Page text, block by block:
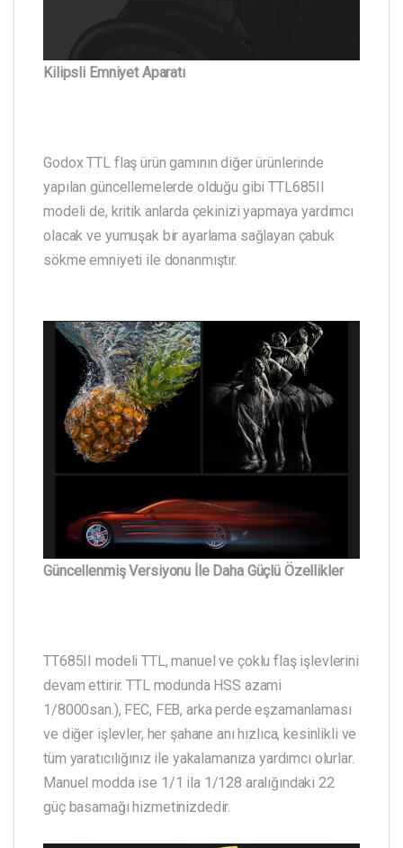
Kilipsli Emniyet Aparatı
Godox TTL flaş ürün gamının diğer ürünlerinde
yapılan güncellemelerde olduğu gibi TTL685II
modeli de, kritik anlarda çekinizi yapmaya yardımcı
olacak ve yumuşak bir ayarlama sağlayan çabuk
sökme emniyeti ile donanmıştır.
Güncellenmiş Versiyonu İle Daha Güçlü Özellikler
TT685II modeli TTL, manuel ve çoklu flaş işlevlerini
devam ettirir. TTL modunda HSS azami
1/8000san.), FEC, FEB, arka perde eşzamanlaması
ve diğer işlevler, her şahane anı hızlıca, kesinlikli ve
tüm yaratıcılığınız ile yakalamanıza yardımcı olurlar.
Manuel modda ise 1/1 ila 1/128 aralığındaki 22
güç basamağı hizmetinizdedir.